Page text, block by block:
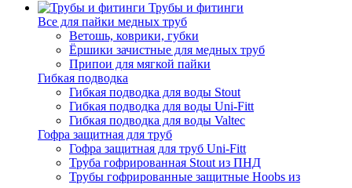
Трубы и фитинги
Все для пайки медных труб
Ветошь, коврики, губки
Ёршики зачистные для медных труб
Припои для мягкой пайки
Гибкая подводка
Гибкая подводка для воды Stout
Гибкая подводка для воды Uni-Fitt
Гибкая подводка для воды Valtec
Гофра защитная для труб
Гофра защитная для труб Uni-Fitt
Труба гофрированная Stout из ПНД
Трубы гофрированные защитные Hoobs из